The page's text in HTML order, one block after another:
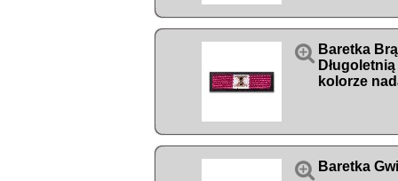
 Baretka
kolorze
 Baretka